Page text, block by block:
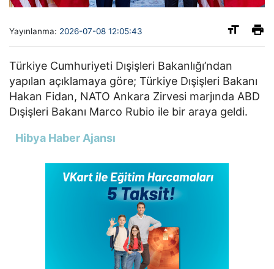
Yayınlanma: 2026-07-08 12:05:43
Türkiye Cumhuriyeti Dışişleri Bakanlığı’ndan
yapılan açıklamaya göre; Türkiye Dışişleri Bakanı
Hakan Fidan, NATO Ankara Zirvesi marjında ABD
Dışişleri Bakanı Marco Rubio ile bir araya geldi.
Hibya Haber Ajansı